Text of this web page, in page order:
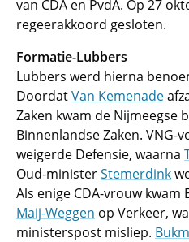
van CDA en PvdA. Op 27
regeerakkoord gesloten.
Formatie-Lubbers
Lubbers werd hierna
DoordatVan Kemenade
Zaken kwam de Nijmeegse
Binnenlandse Zaken. VNG-
weigerde Defensie, waarna
Oud-ministerStemerdink
Als enige CDA-vrouw
Maij-Weggen op Verkeer,
ministerspost misliep.